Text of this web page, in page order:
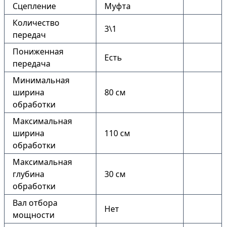
Сцепление
Муфта
Количество
передач
3\1
Пониженная
передача
Есть
Минимальная
ширина
обработки
80 см
Максимальная
ширина
обработки
110 см
Максимальная
глубина
обработки
30 см
Вал отбора
мощности
Нет